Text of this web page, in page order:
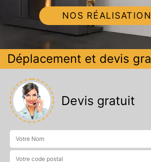
NOS
Déplacement et devis
Devis gratuit